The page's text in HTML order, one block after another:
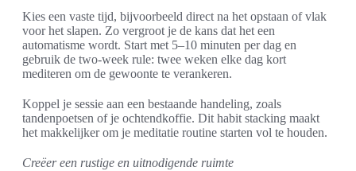
Kies een vaste tijd, bijvoorbeeld direct na het opstaan of vlak
voor het slapen. Zo vergroot je de kans dat het een
automatisme wordt. Start met 5–10 minuten per dag en
gebruik de two-week rule: twee weken elke dag kort
mediteren om de gewoonte te verankeren.
Koppel je sessie aan een bestaande handeling, zoals
tandenpoetsen of je ochtendkoffie. Dit habit stacking maakt
het makkelijker om je meditatie routine starten vol te houden.
Creëer een rustige en uitnodigende ruimte